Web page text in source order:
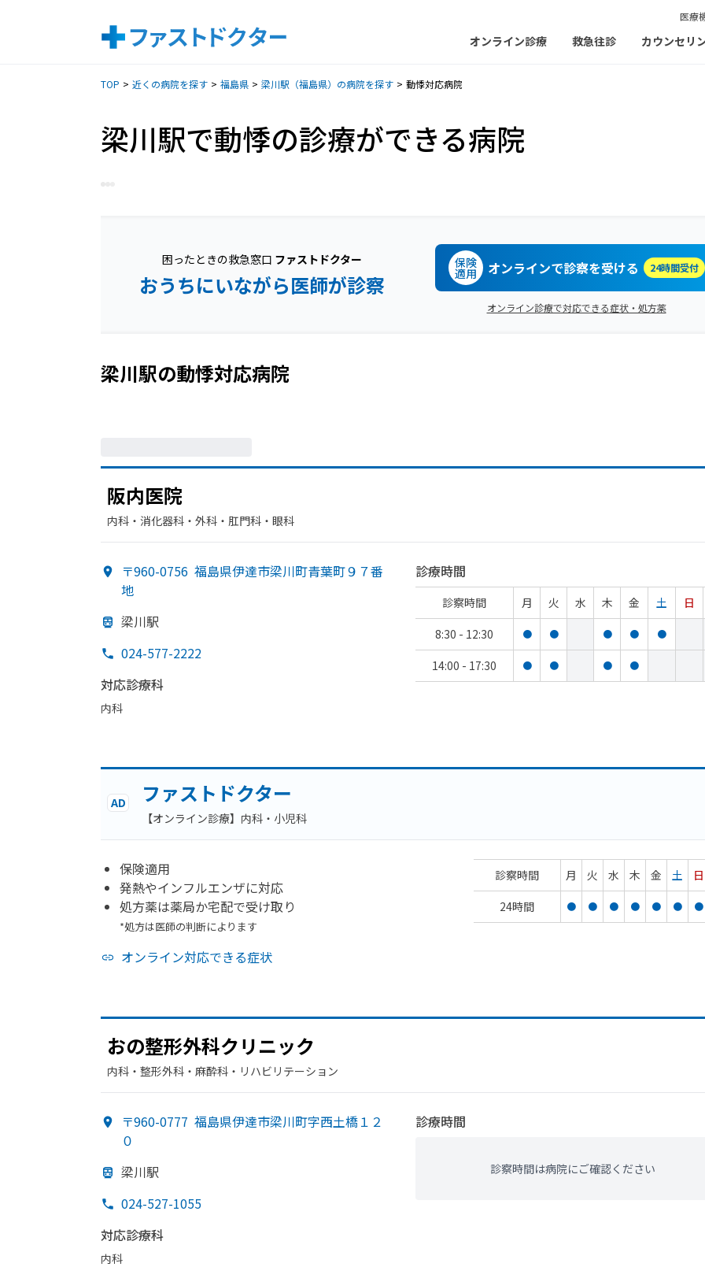
医療
オンライン診療 救急往診 カウンセリ
TOP 近くの病院を探す 福島県 梁川駅（福島県）の病院を探す 動悸対応病院
梁川駅で動悸の診療ができる病院
困ったときの救急窓口 ファストドクター
おうちにいながら医師が診察
保険
適用 オンラインで診察を受ける 24時間受付
オンライン診療で対応できる症状・処方薬
梁川駅の動悸対応病院
阪内医院
内科・​消化器科・​外科・​肛門科・​眼科
〒960-0756 福島県伊達市梁川町青葉町９７番
地
梁川駅
024-577-2222
対応診療科
内科
診療時間
診察時間 月 火 水 木 金 土
日
8:30 - 12:30
● ● ● ● ●
14:00 - 17:30 ● ● ● ●
AD ファストドクター
【オンライン診療】内科・小児科
保険適用
発熱やインフルエンザに対応
処方薬は薬局か宅配で受け取り
*処方は医師の判断によります
オンライン対応できる症状
診察時間 月 火 水 木 金 土
日
24時間
● ● ● ● ● ● ●
おの整形外科クリニック
内科・​整形外科・​麻酔科・​リハビリテーション
〒960-0777 福島県伊達市梁川町字西土橋１２
０
梁川駅
024-527-1055
対応診療科
内科
診療時間
診察時間は病院にご確認ください